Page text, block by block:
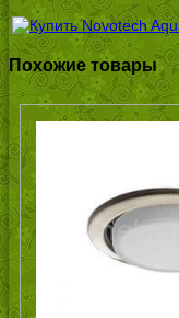
Похожие товары